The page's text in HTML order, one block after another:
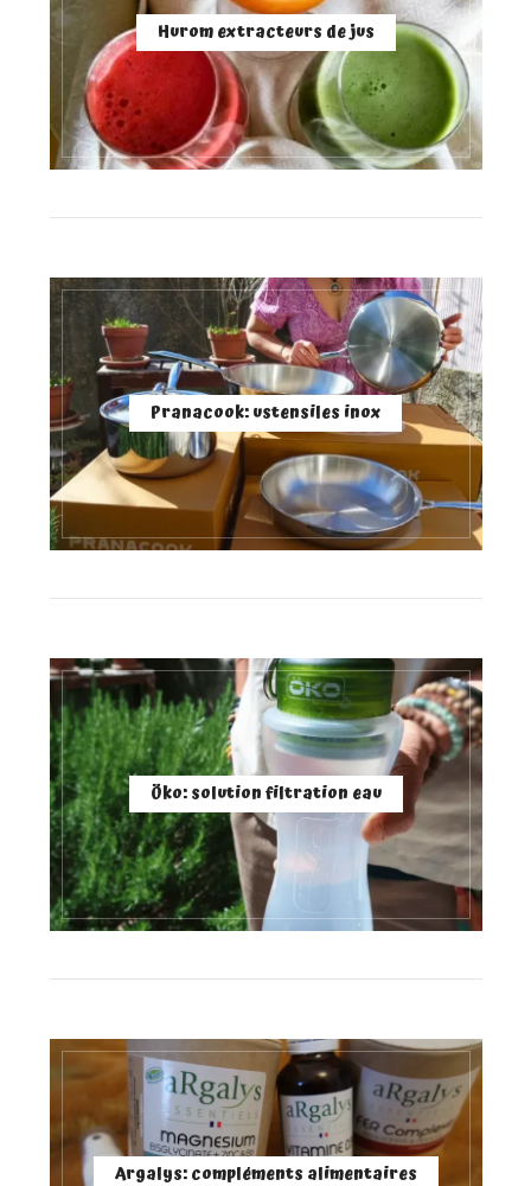
Hurom extracteurs de jus
Pranacook: ustensiles inox
Öko: solution filtration eau
Argalys: compléments alimentaires